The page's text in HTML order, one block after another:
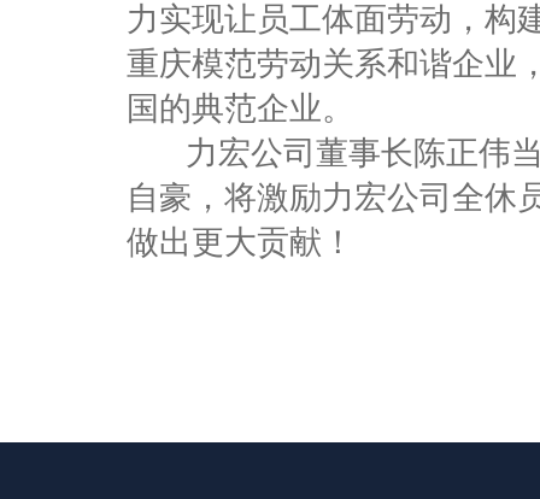
力实现让员工体面劳动，构
重庆模范劳动关系和谐企业
国的典范企业。
力宏公司董事长陈正伟当
自豪，将激励力宏公司全休
做出更大贡献！